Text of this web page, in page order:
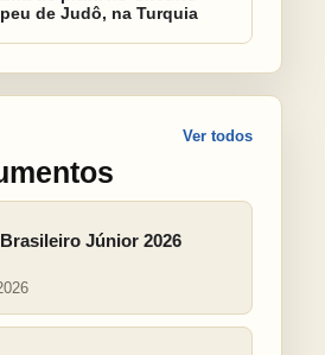
de Judô, na Turquia
Ver todos
Júnior 2026